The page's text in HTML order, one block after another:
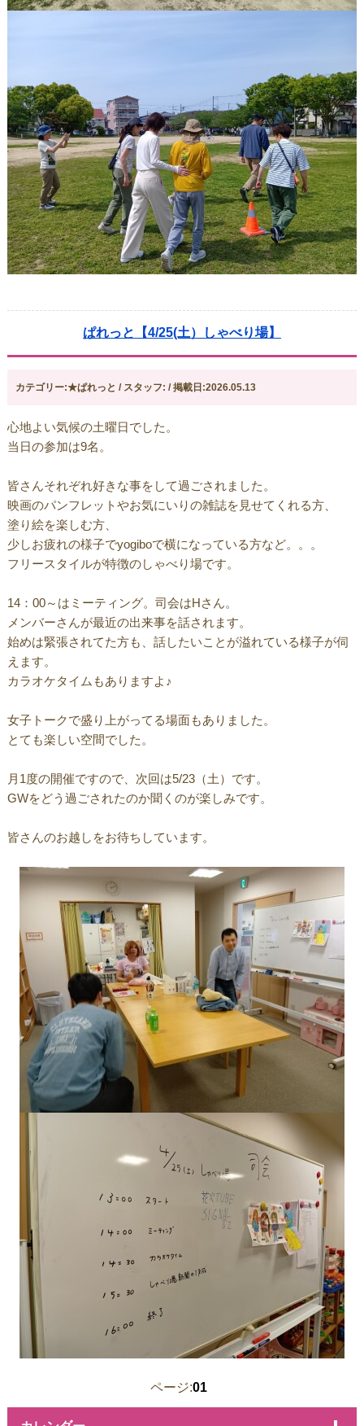
ぱれっと【4/25(土）しゃべり場】
カテゴリー:★ぱれっと / スタッフ: / 掲載日:2026.05.13
心地よい気候の土曜日でした。
当日の参加は9名。
皆さんそれぞれ好きな事をして過ごされました。
映画のパンフレットやお気にいりの雑誌を見せてくれる方、
塗り絵を楽しむ方、
少しお疲れの様子でyogiboで横になっている方など。。。
フリースタイルが特徴のしゃべり場です。
14：00～はミーティング。司会はHさん。
メンバーさんが最近の出来事を話されます。
始めは緊張されてた方も、話したいことが溢れている様子が伺
えます。
カラオケタイムもありますよ♪
女子トークで盛り上がってる場面もありました。
とても楽しい空間でした。
月1度の開催ですので、次回は5/23（土）です。
GWをどう過ごされたのか聞くのが楽しみです。
皆さんのお越しをお待ちしています。
ページ:01